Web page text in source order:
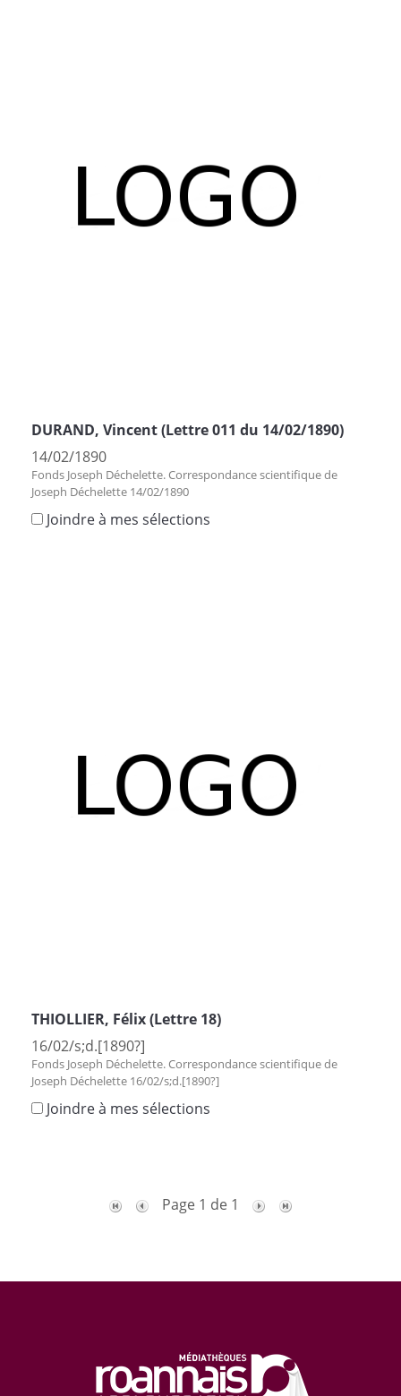
DURAND, Vincent (Lettre 011 du 14/02/1890)
14/02/1890
Fonds Joseph Déchelette. Correspondance scientifique de
Joseph Déchelette 14/02/1890
Joindre à mes sélections
THIOLLIER, Félix (Lettre 18)
16/02/s;d.[1890?]
Fonds Joseph Déchelette. Correspondance scientifique de
Joseph Déchelette 16/02/s;d.[1890?]
Joindre à mes sélections
Page 1 de 1